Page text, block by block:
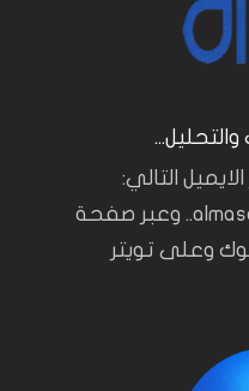
التالي:
almasalahsources@gmail.com.. وعبر صفحة
وعلى تويتر